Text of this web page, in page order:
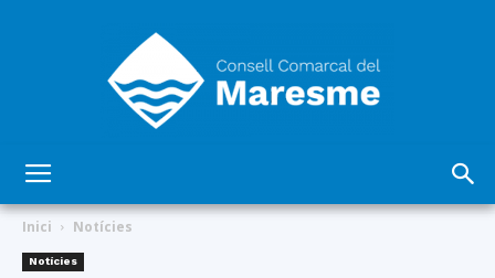
Inici Notícies
Notícies